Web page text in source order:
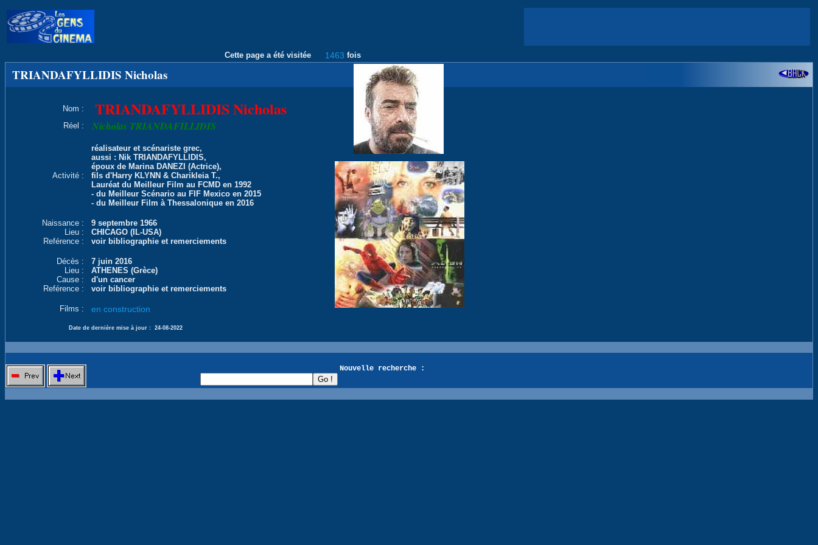
Cette page a été visitée 1463 fois
TRIANDAFYLLIDIS Nicholas
Nom : TRIANDAFYLLIDIS Nicholas
Réel : Nicholas TRIANDAFILLIDIS
Activité :
réalisateur et scénariste grec,
aussi : Nik TRIANDAFYLLIDIS,
époux de Marina DANEZI (Actrice),
fils d'Harry KLYNN & Charikleia T.,
Lauréat du Meilleur Film au FCMD en 1992
- du Meilleur Scénario au FIF Mexico en 2015
- du Meilleur Film à Thessalonique en 2016
Naissance :
9 septembre 1966
Lieu :
CHICAGO (IL-USA)
Reférence :
voir bibliographie et remerciements
Décès :
7 juin 2016
Lieu :
ATHENES (Grèce)
Cause :
d'un cancer
Reférence :
voir bibliographie et remerciements
Films : en construction
Date de dernière mise à jour : 24-08-2022
Nouvelle recherche :